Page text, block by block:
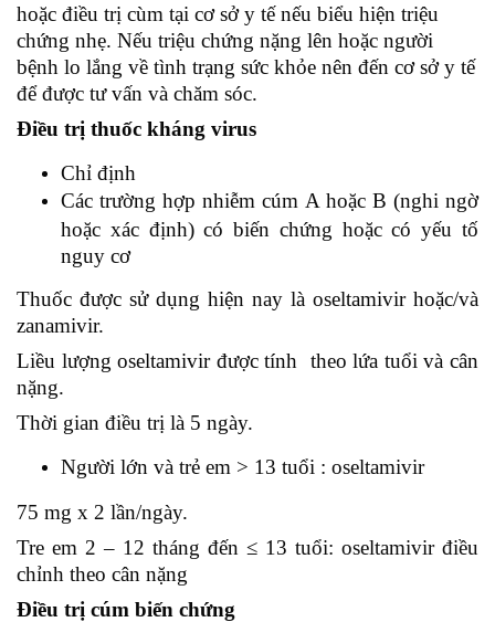
hoặc điều trị cùm tại cơ sở y tế nếu biểu hiện triệu
chứng nhẹ. Nếu triệu chứng nặng lên hoặc người
bệnh lo lắng về tình trạng sức khỏe nên đến cơ sở y tế
để được tư vấn và chăm sóc.
Điều trị thuốc kháng virus
Chỉ định
Các trường hợp nhiễm cúm A hoặc B (nghi ngờ
hoặc xác định) có biến chứng hoặc có yếu tố
nguy cơ
Thuốc được sử dụng hiện nay là oseltamivir hoặc/và
zanamivir.
Liều lượng oseltamivir được tính theo lứa tuổi và cân
nặng.
Thời gian điều trị là 5 ngày.
Người lớn và trẻ em > 13 tuổi : oseltamivir
75 mg x 2 lần/ngày.
Tre em 2 – 12 tháng đến ≤ 13 tuổi: oseltamivir điều
chỉnh theo cân nặng
Điều trị cúm biến chứng